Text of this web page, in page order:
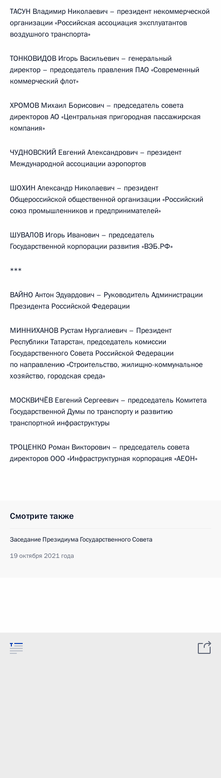
ТАСУН Владимир Николаевич – президент некоммерческой
организации «Российская ассоциация эксплуатантов
воздушного транспорта»
ТОНКОВИДОВ Игорь Васильевич – генеральный
директор – председатель правления ПАО «Современный
коммерческий флот»
ХРОМОВ Михаил Борисович – председатель совета
директоров АО «Центральная пригородная пассажирская
компания»
ЧУДНОВСКИЙ Евгений Александрович – президент
Международной ассоциации аэропортов
ШОХИН Александр Николаевич – президент
Общероссийской общественной организации «Российский
союз промышленников и предпринимателей»
ШУВАЛОВ Игорь Иванович – председатель
Государственной корпорации развития «ВЭБ.РФ»
***
ВАЙНО Антон Эдуардович – Руководитель Администрации
Президента Российской Федерации
МИННИХАНОВ Рустам Нургалиевич – Президент
Республики Татарстан, председатель комиссии
Государственного Совета Российской Федерации
по направлению «Строительство, жилищно-коммунальное
хозяйство, городская среда»
МОСКВИЧЁВ Евгений Сергеевич – председатель Комитета
Государственной Думы по транспорту и развитию
транспортной инфраструктуры
ТРОЦЕНКО Роман Викторович – председатель совета
директоров ООО «Инфраструктурная корпорация «АЕОН»
Смотрите также
Заседание Президиума Государственного Совета
19 октября 2021 года